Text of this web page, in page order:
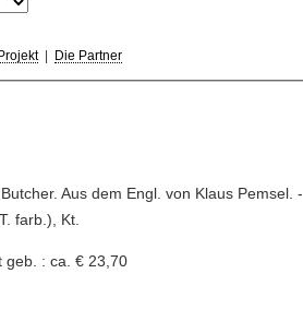
| Die Partner
Aus dem Engl. von Klaus Pemsel. -
farb.), Kt.
geb. : ca. € 23,70